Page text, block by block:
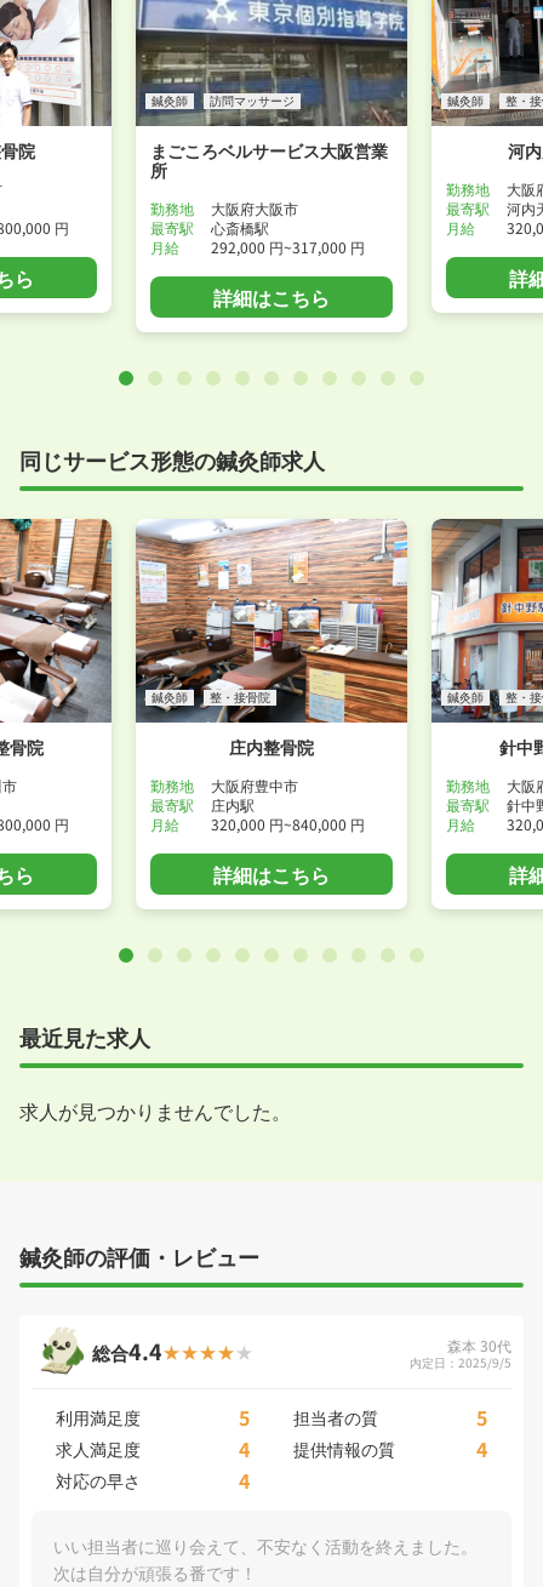
院
円
ら
鍼灸師 訪問マッサージ
まごころベルサービス大阪営業
所
勤務地
大阪府大阪市
最寄駅
心斎橋駅
月給
292,000 円~317,000 円
詳細はこちら
鍼灸師 整・
河
勤務地
大阪
最寄駅
河内
月給
詳
同じサービス形態の鍼灸師求人
骨院
円
ら
鍼灸師 整・接骨院
庄内整骨院
勤務地
大阪府豊中市
最寄駅
庄内駅
月給
320,000 円~840,000 円
詳細はこちら
鍼灸師 整・
針中
勤務地
大阪
最寄駅
針中
月給
詳
最近見た求人
求人が見つかりませんでした。
鍼灸師の評価・レビュー
総合4.4 森本 30代
内定日：2025/9/5
利用満足度 5 担当者の質 5
求人満足度 4 提供情報の質 4
対応の早さ 4
いい担当者に巡り会えて、不安なく活動を終えました。
次は自分が頑張る番です！